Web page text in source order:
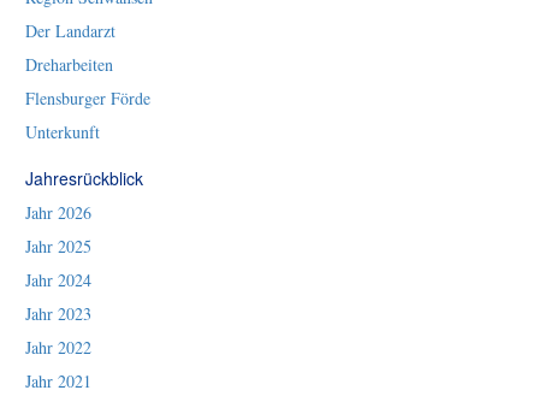
Der Landarzt
Dreharbeiten
Flensburger Förde
Unterkunft
Jahresrückblick
Jahr 2026
Jahr 2025
Jahr 2024
Jahr 2023
Jahr 2022
Jahr 2021